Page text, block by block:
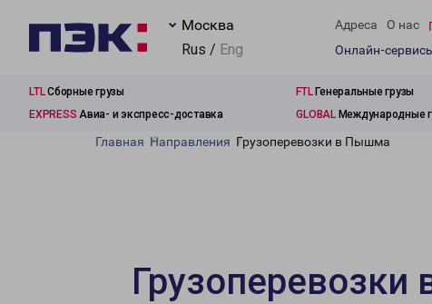
Москва
Rus / Eng
Адреса О нас
Онлайн-
LTLСборные грузы FTLГенеральные грузы
EXPRESS Авиа- и экспресс-доставка GLOBALМеждународные
Главная Направления Грузоперевозки в Пышма